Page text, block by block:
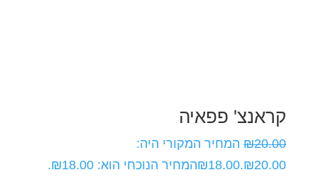
קראנצ' פפאיה
₪20.00
המחיר המקורי היה:
₪20.00.
₪18.00 המחיר הנוכחי הוא: ₪18.00.